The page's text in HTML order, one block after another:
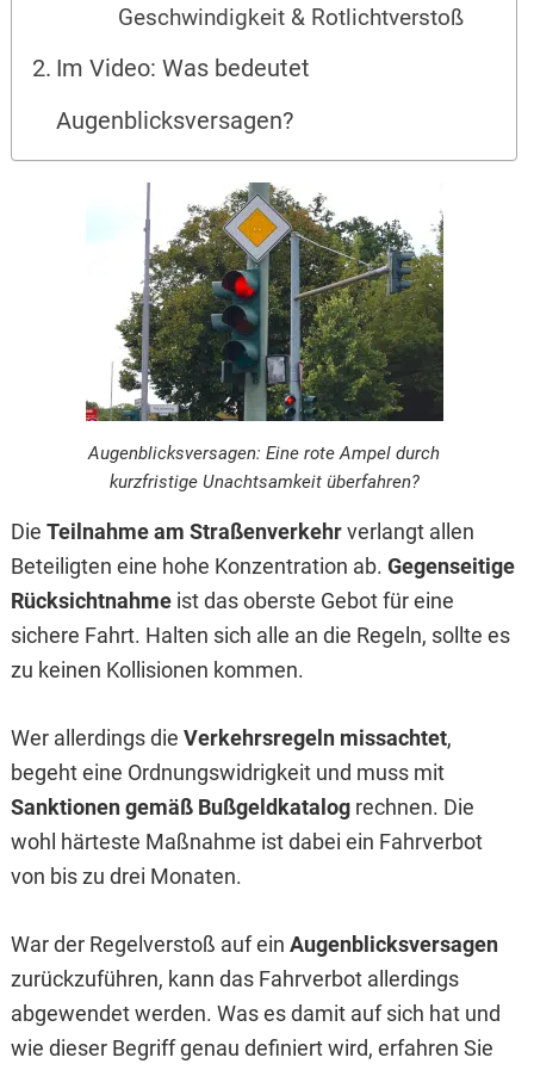
Geschwindigkeit & Rotlichtverstoß
Im Video: Was bedeutet
Augenblicksversagen?
Augenblicksversagen: Eine rote Ampel durch
kurzfristige Unachtsamkeit überfahren?
Die Teilnahme am Straßenverkehrverlangt allen
Beteiligten eine hohe Konzentration ab. Gegenseitige
Rücksichtnahmeist das oberste Gebot für eine
sichere Fahrt. Halten sich alle an die Regeln, sollte es
zu keinen Kollisionen kommen.
Wer allerdings die Verkehrsregeln missachtet,
begeht eine Ordnungswidrigkeit und muss mit
Sanktionen gemäß Bußgeldkatalogrechnen. Die
wohl härteste Maßnahme ist dabei ein Fahrverbot
von bis zu drei Monaten.
War der Regelverstoß auf ein Augenblicksversagen
zurückzuführen, kann das Fahrverbot allerdings
abgewendet werden. Was es damit auf sich hat und
wie dieser Begriff genau definiert wird, erfahren Sie